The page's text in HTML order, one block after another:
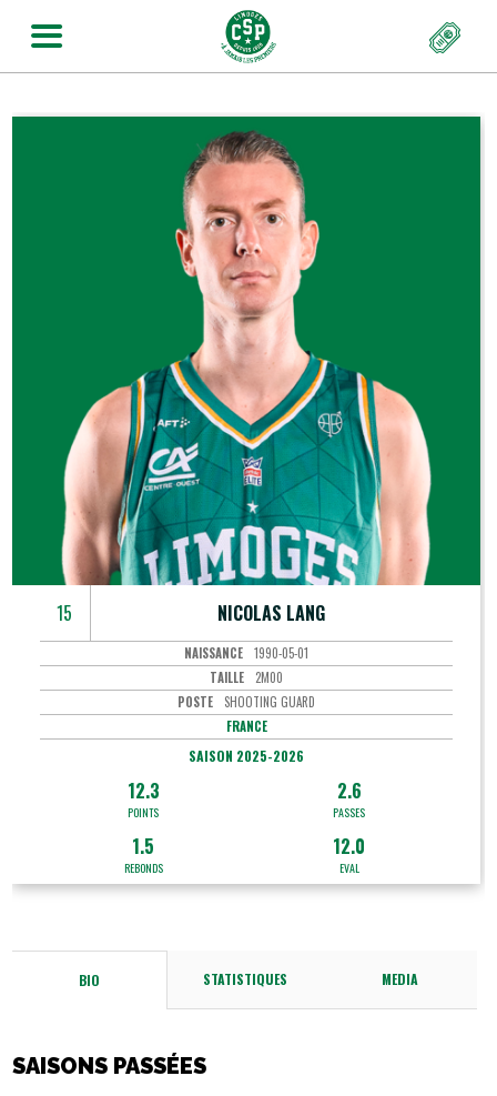
15 NICOLAS LANG
NAISSANCE
1990-05-01
TAILLE
2M00
POSTE
SHOOTING GUARD
FRANCE
SAISON 2025-2026
12.3
POINTS
2.6
PASSES
1.5
REBONDS
12.0
EVAL
BIO STATISTIQUES MEDIA
SAISONS PASSÉES